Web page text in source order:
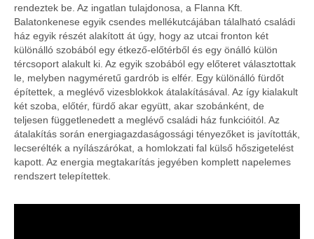
rendeztek be. Az ingatlan tulajdonosa, a Flanna Kft.
Balatonkenese egyik csendes mellékutcájában tálalható családi
ház egyik részét alakított át úgy, hogy az utcai fronton két
különálló szobából egy étkező-előtérből és egy önálló külön
tércsoport alakult ki. Az egyik szobából egy előteret választottak
le, melyben nagyméretű gardrób is elfér. Egy különálló fürdőt
építettek, a meglévő vizesblokkok átalakításával. Az így kialakult
két szoba, előtér, fürdő akar együtt, akar szobánként, de
teljesen függetlenedett a meglévő családi ház funkcióitól. Az
átalakítás során energiagazdaságossági tényezőket is javították,
lecserélték a nyílászárókat, a homlokzati fal külső hőszigetelést
kapott. Az energia megtakarítás jegyében komplett napelemes
rendszert telepítettek.